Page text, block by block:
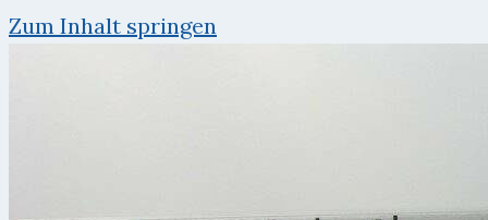
Zum Inhalt springen